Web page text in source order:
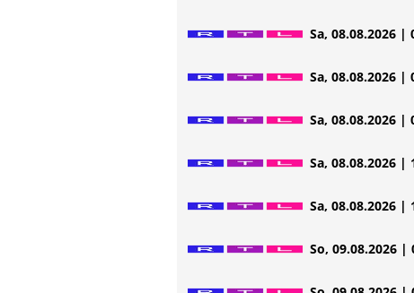
Sa, 08.08.2026 |
Sa, 08.08.2026 |
Sa, 08.08.2026 |
Sa, 08.08.2026 |
Sa, 08.08.2026 |
So, 09.08.2026 |